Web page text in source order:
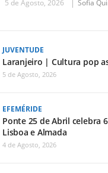
5 de Agosto, 2026 Sofia
JUVENTUDE
Laranjeiro | Cultura pop
5 de Agosto, 2026
EFEMÉRIDE
Ponte 25 de Abril celebra
Lisboa e Almada
4 de Agosto, 2026